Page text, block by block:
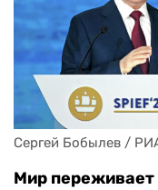
Сергей Бобылев /
Мир